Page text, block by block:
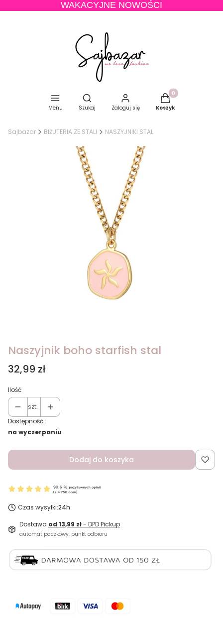
WAKACYJNE NOWOŚCI
Menu
Otwórz wyszukiwarkę
Szukaj Zaloguj się
Produkty w
Koszyk
Sajbazar BIŻUTERIA ZE STALI NASZYJNIKI STAL
Naszyjnik boho starfish stal
Cena
32,99 zł
Ilość
szt.
Dostępność:
na wyczerpaniu
Dodaj do koszyka
Czas wysyłki:24h
Dostawa od 13,99 zł- DPD Pickup
automat paczkowy, punkt odbioru